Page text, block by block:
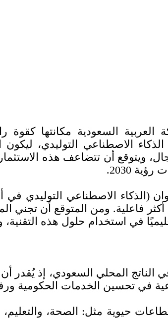
السعودية مكانتها
الاصطناعي التوليدي،
40 مليار دولار في هذا المجال، ويتوقع أن
2030.
(الذكاء الاصطناعي التوليدي في
في استخدام حلول هذه التقنية،
حيوية مثل: الصحة، والتعليم،